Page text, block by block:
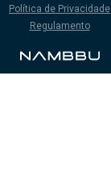
Política de Privacidade
Regulamento